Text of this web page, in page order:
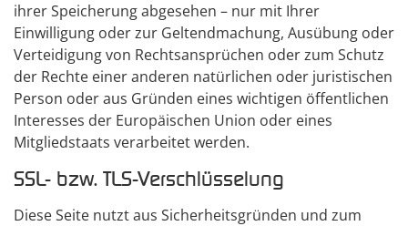
ihrer Speicherung abgesehen – nur mit Ihrer
Einwilligung oder zur Geltendmachung, Ausübung oder
Verteidigung von Rechtsansprüchen oder zum Schutz
der Rechte einer anderen natürlichen oder juristischen
Person oder aus Gründen eines wichtigen öffentlichen
Interesses der Europäischen Union oder eines
Mitgliedstaats verarbeitet werden.
SSL- bzw. TLS-Verschlüsselung
Diese Seite nutzt aus Sicherheitsgründen und zum